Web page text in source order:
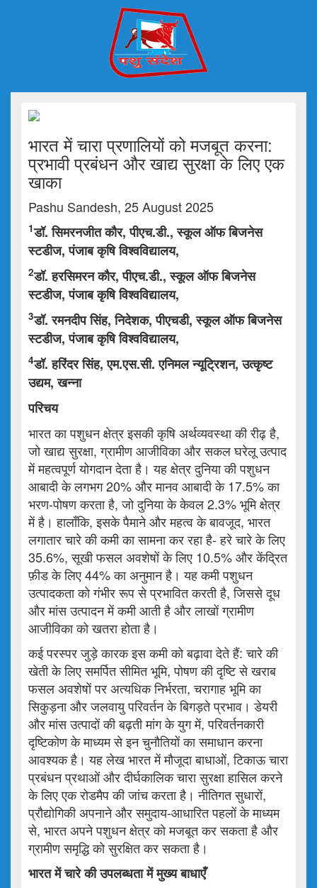
भारत में चारा प्रणालियों को मजबूत करना:
प्रभावी प्रबंधन और खाद्य सुरक्षा के लिए एक
खाका
Pashu Sandesh, 25 August 2025
1डॉ. सिमरनजीत कौर, पीएच.डी., स्कूल ऑफ बिजनेस
स्टडीज, पंजाब कृषि विश्वविद्यालय,
2डॉ. हरसिमरन कौर, पीएच.डी., स्कूल ऑफ बिजनेस
स्टडीज, पंजाब कृषि विश्वविद्यालय,
3डॉ. रमनदीप सिंह, निदेशक, पीएचडी, स्कूल ऑफ बिजनेस
स्टडीज, पंजाब कृषि विश्वविद्यालय,
4डॉ. हरिंदर सिंह, एम.एस.सी. एनिमल न्यूट्रिशन, उत्कृष्ट
उद्यम, खन्ना
परिचय
भारत का पशुधन क्षेत्र इसकी कृषि अर्थव्यवस्था की रीढ़ है,
जो खाद्य सुरक्षा, ग्रामीण आजीविका और सकल घरेलू उत्पाद
में महत्वपूर्ण योगदान देता है। यह क्षेत्र दुनिया की पशुधन
आबादी के लगभग 20% और मानव आबादी के 17.5% का
भरण-पोषण करता है, जो दुनिया के केवल 2.3% भूमि क्षेत्र
में है। हालाँकि, इसके पैमाने और महत्व के बावजूद, भारत
लगातार चारे की कमी का सामना कर रहा है- हरे चारे के लिए
35.6%, सूखी फसल अवशेषों के लिए 10.5% और केंद्रित
फ़ीड के लिए 44% का अनुमान है। यह कमी पशुधन
उत्पादकता को गंभीर रूप से प्रभावित करती है, जिससे दूध
और मांस उत्पादन में कमी आती है और लाखों ग्रामीण
आजीविका को खतरा होता है।
कई परस्पर जुड़े कारक इस कमी को बढ़ावा देते हैं: चारे की
खेती के लिए समर्पित सीमित भूमि, पोषण की दृष्टि से खराब
फसल अवशेषों पर अत्यधिक निर्भरता, चरागाह भूमि का
सिकुड़ना और जलवायु परिवर्तन के बिगड़ते प्रभाव। डेयरी
और मांस उत्पादों की बढ़ती मांग के युग में, परिवर्तनकारी
दृष्टिकोण के माध्यम से इन चुनौतियों का समाधान करना
आवश्यक है। यह लेख भारत में मौजूदा बाधाओं, टिकाऊ चारा
प्रबंधन प्रथाओं और दीर्घकालिक चारा सुरक्षा हासिल करने
के लिए एक रोडमैप की जांच करता है। नीतिगत सुधारों,
प्रौद्योगिकी अपनाने और समुदाय-आधारित पहलों के माध्यम
से, भारत अपने पशुधन क्षेत्र को मजबूत कर सकता है और
ग्रामीण समृद्धि को सुरक्षित कर सकता है।
भारतमेंचारेकीउपलब्धतामेंमुख्यबाधाएँ